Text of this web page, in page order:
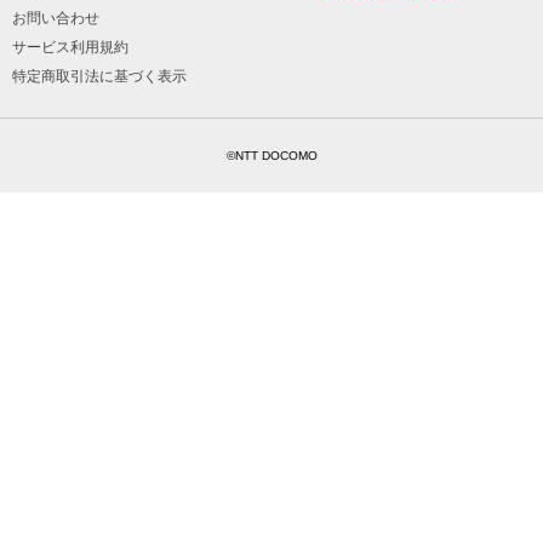
お問い合わせ
サービス利用規約
特定商取引法に基づく表示
©NTT DOCOMO